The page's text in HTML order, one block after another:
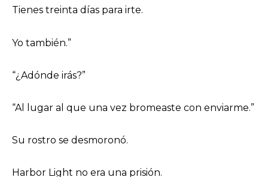
Tienes treinta días para irte.
Yo también.”
“¿Adónde irás?”
“Al lugar al que una vez bromeaste con enviarme.”
Su rostro se desmoronó.
Harbor Light no era una prisión.